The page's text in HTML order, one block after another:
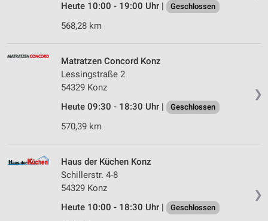
Heute 10:00 - 19:00 Uhr |
Geschlossen
568,28 km
❯
Matratzen Concord Konz
Lessingstraße 2
54329 Konz
Heute 09:30 - 18:30 Uhr |
Geschlossen
570,39 km
❯
Haus der Küchen Konz
Schillerstr. 4-8
54329 Konz
Heute 10:00 - 18:30 Uhr |
Geschlossen